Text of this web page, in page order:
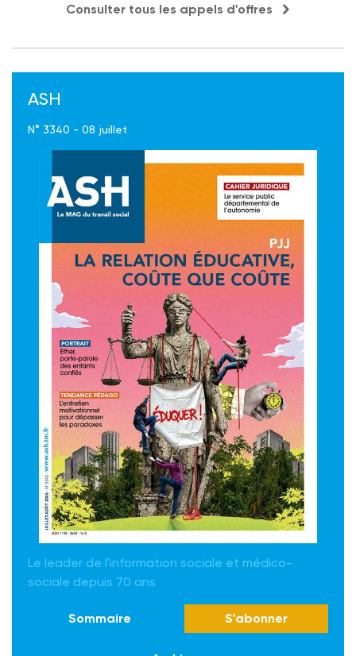
Consulter tous les appels d'offres
ASH
N° 3340 - 08 juillet
Le leader de l'information sociale et médico-
sociale depuis 70 ans
Sommaire S'abonner